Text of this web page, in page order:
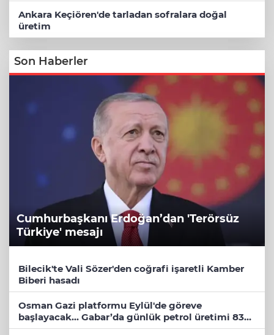
Ankara Keçiören'de tarladan sofralara doğal
üretim
Son Haberler
Cumhurbaşkanı Erdoğan’dan 'Terörsüz
Türkiye' mesajı
Bilecik'te Vali Sözer'den coğrafi işaretli Kamber
Biberi hasadı
Osman Gazi platformu Eylül'de göreve
başlayacak... Gabar’da günlük petrol üretimi 83
bin 200 varile ulaştı